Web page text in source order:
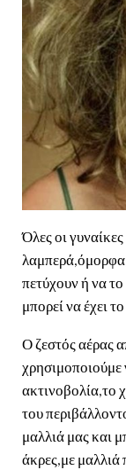
Όλες οι γυναίκες
πετύχουν ή να το
μπορεί να έχει
Ο ζεστός αέρας
χρησιμοποιούμε
ακτινοβολία,το
του
μαλλιά μας και
άκρες,με